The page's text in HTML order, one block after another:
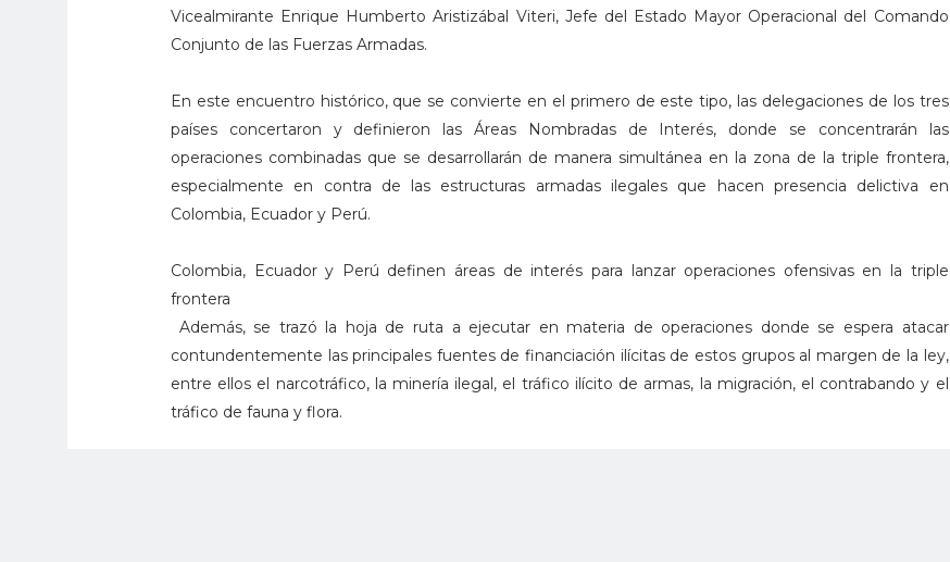
Vicealmirante Enrique Humberto Aristizábal Viteri, Jefe del Estado Mayor Operacional del Comando
Conjunto de las Fuerzas Armadas.
En este encuentro histórico, que se convierte en el primero de este tipo, las delegaciones de los tres
países concertaron y definieron las Áreas Nombradas de Interés, donde se concentrarán las
operaciones combinadas que se desarrollarán de manera simultánea en la zona de la triple frontera,
especialmente en contra de las estructuras armadas ilegales que hacen presencia delictiva en
Colombia, Ecuador y Perú.
Colombia, Ecuador y Perú definen áreas de interés para lanzar operaciones ofensivas en la triple
frontera
Además, se trazó la hoja de ruta a ejecutar en materia de operaciones donde se espera atacar
contundentemente las principales fuentes de financiación ilícitas de estos grupos al margen de la ley,
entre ellos el narcotráfico, la minería ilegal, el tráfico ilícito de armas, la migración, el contrabando y el
tráfico de fauna y flora.